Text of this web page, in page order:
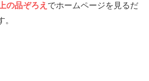
の品ぞろえ でホームページを見るだ